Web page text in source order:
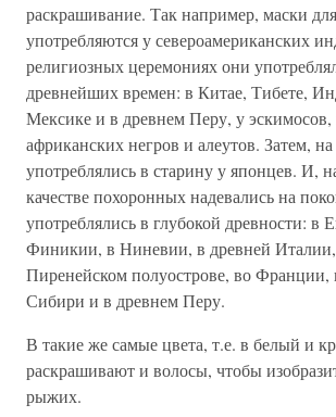
раскрашивание. Так например, маски
употребляются у североамериканских
религиозных церемониях они
древнейших времен: в Китае, Тибете,
Мексике и в древнем Перу, у эскимосов,
африканских негров и алеутов. Затем,
употреблялись в старину у японцев. И,
качестве похоронных надевались на
употреблялись в глубокой древности: в
Финикии, в Ниневии, в древней
Пиренейском полуострове, во
Сибири и в древнем Перу.
В такие же самые цвета, т.е. в белый и
раскрашивают и волосы, чтобы
рыжих.